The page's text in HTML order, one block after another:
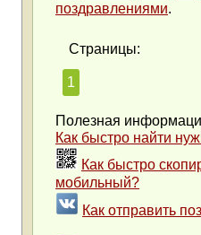
поздравлениями.
Страницы:
1
Полезная
Как быстро найти
Как быстро
мобильный?
Как отправить